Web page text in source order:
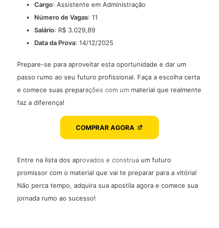
Cargo: Assistente em Administração
Número de Vagas: 11
Salário: R$ 3.029,89
Data da Prova: 14/12/2025
Prepare-se para aproveitar esta oportunidade e dar um
passo rumo ao seu futuro profissional. Faça a escolha certa
e comece suas preparações com um material que realmente
faz a diferença!
COMPRAR AGORA
Entre na lista dos aprovados e construa um futuro
promissor com o material que vai te preparar para a vitória!
Não perca tempo, adquira sua apostila agora e comece sua
jornada rumo ao sucesso!